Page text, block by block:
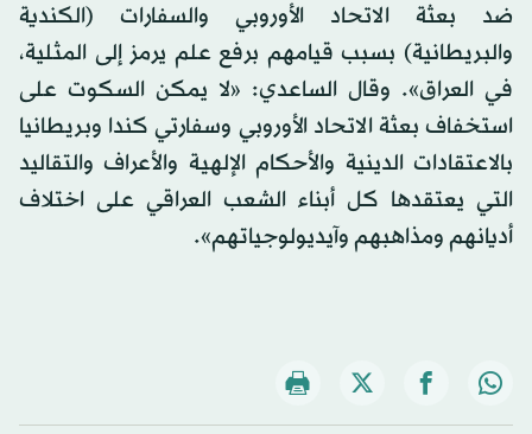
ضد بعثة الاتحاد الأوروبي والسفارات (الكندية
والبريطانية) بسبب قيامهم برفع علم يرمز إلى المثلية،
في العراق». وقال الساعدي: «لا يمكن السكوت على
استخفاف بعثة الاتحاد الأوروبي وسفارتي كندا وبريطانيا
بالاعتقادات الدينية والأحكام الإلهية والأعراف والتقاليد
التي يعتقدها كل أبناء الشعب العراقي على اختلاف
أديانهم ومذاهبهم وآيديولوجياتهم».